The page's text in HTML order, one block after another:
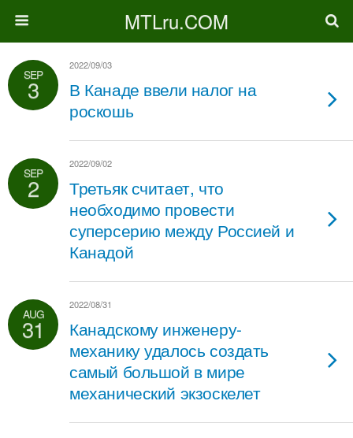
MTLru.COM
SEP
3
2022/09/03
В Канаде ввели налог на
роскошь
SEP
2
2022/09/02
Третьяк считает, что
необходимо провести
суперсерию между Россией и
Канадой
AUG
31
2022/08/31
Канадскому инженеру-
механику удалось создать
самый большой в мире
механический экзоскелет